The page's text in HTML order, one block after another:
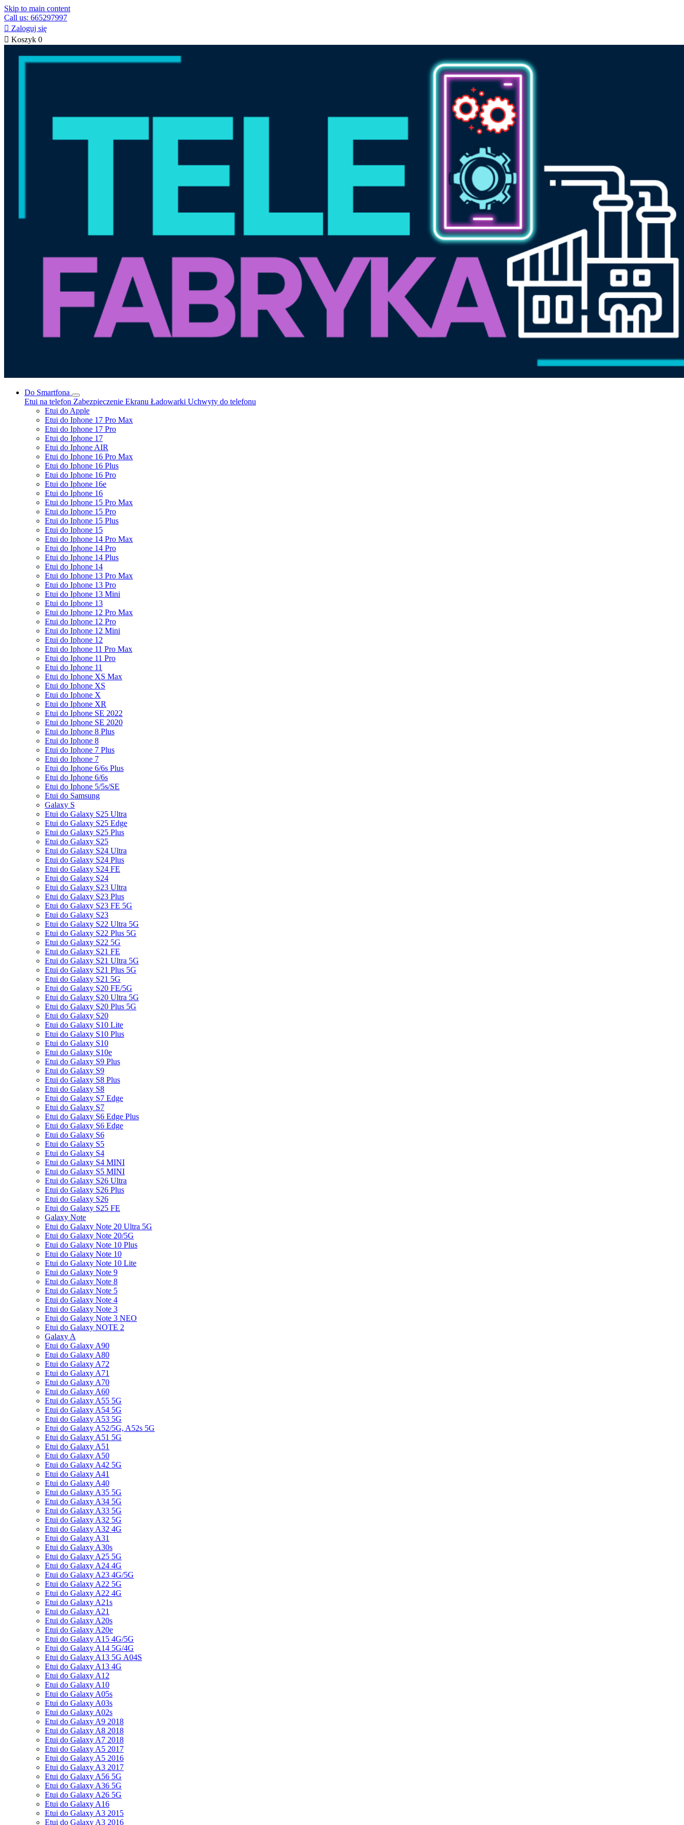
Skip to main content
Call us: 665297997
 Zaloguj się
 Koszyk 0
Do Smartfona
Etui na telefon Zabezpieczenie Ekranu Ładowarki Uchwyty do telefonu
Etui do Apple
Etui do Iphone 17 Pro Max
Etui do Iphone 17 Pro
Etui do Iphone 17
Etui do Iphone AIR
Etui do Iphone 16 Pro Max
Etui do Iphone 16 Plus
Etui do Iphone 16 Pro
Etui do Iphone 16e
Etui do Iphone 16
Etui do Iphone 15 Pro Max
Etui do Iphone 15 Pro
Etui do Iphone 15 Plus
Etui do Iphone 15
Etui do Iphone 14 Pro Max
Etui do Iphone 14 Pro
Etui do Iphone 14 Plus
Etui do Iphone 14
Etui do Iphone 13 Pro Max
Etui do Iphone 13 Pro
Etui do Iphone 13 Mini
Etui do Iphone 13
Etui do Iphone 12 Pro Max
Etui do Iphone 12 Pro
Etui do Iphone 12 Mini
Etui do Iphone 12
Etui do Iphone 11 Pro Max
Etui do Iphone 11 Pro
Etui do Iphone 11
Etui do Iphone XS Max
Etui do Iphone XS
Etui do Iphone X
Etui do Iphone XR
Etui do Iphone SE 2022
Etui do Iphone SE 2020
Etui do Iphone 8 Plus
Etui do Iphone 8
Etui do Iphone 7 Plus
Etui do Iphone 7
Etui do Iphone 6/6s Plus
Etui do Iphone 6/6s
Etui do Iphone 5/5s/SE
Etui do Samsung
Galaxy S
Etui do Galaxy S25 Ultra
Etui do Galaxy S25 Edge
Etui do Galaxy S25 Plus
Etui do Galaxy S25
Etui do Galaxy S24 Ultra
Etui do Galaxy S24 Plus
Etui do Galaxy S24 FE
Etui do Galaxy S24
Etui do Galaxy S23 Ultra
Etui do Galaxy S23 Plus
Etui do Galaxy S23 FE 5G
Etui do Galaxy S23
Etui do Galaxy S22 Ultra 5G
Etui do Galaxy S22 Plus 5G
Etui do Galaxy S22 5G
Etui do Galaxy S21 FE
Etui do Galaxy S21 Ultra 5G
Etui do Galaxy S21 Plus 5G
Etui do Galaxy S21 5G
Etui do Galaxy S20 FE/5G
Etui do Galaxy S20 Ultra 5G
Etui do Galaxy S20 Plus 5G
Etui do Galaxy S20
Etui do Galaxy S10 Lite
Etui do Galaxy S10 Plus
Etui do Galaxy S10
Etui do Galaxy S10e
Etui do Galaxy S9 Plus
Etui do Galaxy S9
Etui do Galaxy S8 Plus
Etui do Galaxy S8
Etui do Galaxy S7 Edge
Etui do Galaxy S7
Etui do Galaxy S6 Edge Plus
Etui do Galaxy S6 Edge
Etui do Galaxy S6
Etui do Galaxy S5
Etui do Galaxy S4
Etui do Galaxy S4 MINI
Etui do Galaxy S5 MINI
Etui do Galaxy S26 Ultra
Etui do Galaxy S26 Plus
Etui do Galaxy S26
Etui do Galaxy S25 FE
Galaxy Note
Etui do Galaxy Note 20 Ultra 5G
Etui do Galaxy Note 20/5G
Etui do Galaxy Note 10 Plus
Etui do Galaxy Note 10
Etui do Galaxy Note 10 Lite
Etui do Galaxy Note 9
Etui do Galaxy Note 8
Etui do Galaxy Note 5
Etui do Galaxy Note 4
Etui do Galaxy Note 3
Etui do Galaxy Note 3 NEO
Etui do Galaxy NOTE 2
Galaxy A
Etui do Galaxy A90
Etui do Galaxy A80
Etui do Galaxy A72
Etui do Galaxy A71
Etui do Galaxy A70
Etui do Galaxy A60
Etui do Galaxy A55 5G
Etui do Galaxy A54 5G
Etui do Galaxy A53 5G
Etui do Galaxy A52/5G, A52s 5G
Etui do Galaxy A51 5G
Etui do Galaxy A51
Etui do Galaxy A50
Etui do Galaxy A42 5G
Etui do Galaxy A41
Etui do Galaxy A40
Etui do Galaxy A35 5G
Etui do Galaxy A34 5G
Etui do Galaxy A33 5G
Etui do Galaxy A32 5G
Etui do Galaxy A32 4G
Etui do Galaxy A31
Etui do Galaxy A30s
Etui do Galaxy A25 5G
Etui do Galaxy A24 4G
Etui do Galaxy A23 4G/5G
Etui do Galaxy A22 5G
Etui do Galaxy A22 4G
Etui do Galaxy A21s
Etui do Galaxy A21
Etui do Galaxy A20s
Etui do Galaxy A20e
Etui do Galaxy A15 4G/5G
Etui do Galaxy A14 5G/4G
Etui do Galaxy A13 5G A04S
Etui do Galaxy A13 4G
Etui do Galaxy A12
Etui do Galaxy A10
Etui do Galaxy A05s
Etui do Galaxy A03s
Etui do Galaxy A02s
Etui do Galaxy A9 2018
Etui do Galaxy A8 2018
Etui do Galaxy A7 2018
Etui do Galaxy A5 2017
Etui do Galaxy A5 2016
Etui do Galaxy A3 2017
Etui do Galaxy A56 5G
Etui do Galaxy A36 5G
Etui do Galaxy A26 5G
Etui do Galaxy A16
Etui do Galaxy A3 2015
Etui do Galaxy A3 2016